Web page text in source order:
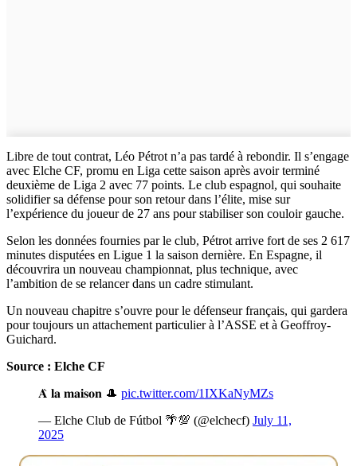
Libre de tout contrat, Léo Pétrot n’a pas tardé à rebondir. Il s’engage
avec Elche CF, promu en Liga cette saison après avoir terminé
deuxième de Liga 2 avec 77 points. Le club espagnol, qui souhaite
solidifier sa défense pour son retour dans l’élite, mise sur
l’expérience du joueur de 27 ans pour stabiliser son couloir gauche.
Selon les données fournies par le club, Pétrot arrive fort de ses 2 617
minutes disputées en Ligue 1 la saison dernière. En Espagne, il
découvrira un nouveau championnat, plus technique, avec
l’ambition de se relancer dans un cadre stimulant.
Un nouveau chapitre s’ouvre pour le défenseur français, qui gardera
pour toujours un attachement particulier à l’ASSE et à Geoffroy-
Guichard.
Source : Elche CF
𝐀̀ 𝐥𝐚 𝐦𝐚𝐢𝐬𝐨𝐧 🎩 pic.twitter.com/1IXKaNyMZs
— Elche Club de Fútbol 🌴💯 (@elchecf) July 11,
2025